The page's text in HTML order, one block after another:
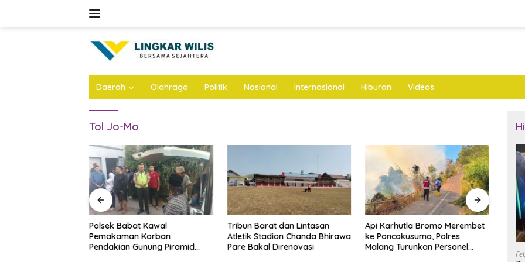
Daerah Olahraga Politik Nasional Internasional Hiburan Videos
Tol Jo-Mo
Polsek Babat Kawal
Pemakaman Korban
Pendakian Gunung Piramid
Tribun Barat dan Lintasan
Atletik Stadion Chanda Bhirawa
Pare Bakal Direnovasi
Api Karhutla Bromo Merembet
ke Poncokusumo, Polres
Malang Turunkan Personel